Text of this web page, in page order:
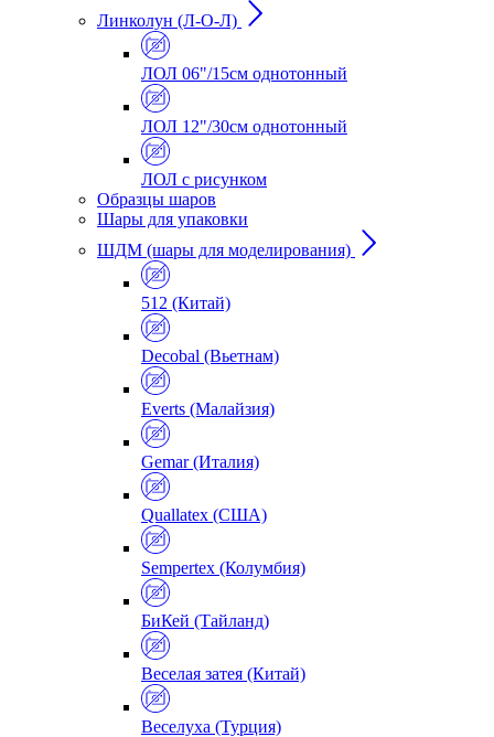
Линколун (Л-О-Л)
ЛОЛ 06"/15см однотонный
ЛОЛ 12"/30см однотонный
ЛОЛ с рисунком
Образцы шаров
Шары для упаковки
ШДМ (шары для моделирования)
512 (Китай)
Decobal (Вьетнам)
Everts (Малайзия)
Gemar (Италия)
Quallatex (США)
Sempertex (Колумбия)
БиКей (Тайланд)
Веселая затея (Китай)
Веселуха (Турция)